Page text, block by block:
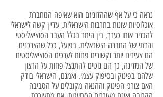
נראה כי על אף שההדוניזם הוא שאיפה המחברת
אוכלוסיות שונות בתרבות הישראלית, עדיין קשה לישראלי
להגדיר אותו כערך, בין היתר בגלל העבר הסוציאליסטי
והדתי של החברה הישראלית. בפועל, ככל שהצרכנים
הם צעירים יותר וקשורים פחות לערכים הסוציאליסטים
של המדינה, כך הם נוטים להתנצל פחות על הרצון
שלהם בפינוק ובסיפוק עצמי. ואמנם, הישראלי בודק
האם צורכי הפינוק וההנאה מקובלים על הסביבה